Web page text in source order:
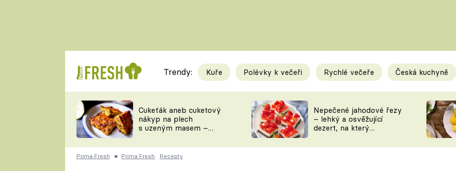
RYCHLOVKY
Videorecepty
TEĎ VAŘÍ ŠÉF!
ČESKO NA TALÍŘI
Tipy a triky
KAM ZA JÍDLEM
VYCHYTÁVKY
Novinky
Trendy: Kuře Polévky k večeři Rychlé večeře Česká kuchyně
Cukeťák aneb cuketový
nákyp na plech
s uzeným masem –
zpracovat přerostlé
cukety
Nepečené jahodové řezy
– lehký a osvěžující
dezert, na který
Prima Fresh ■ Prima Fresh Recepty